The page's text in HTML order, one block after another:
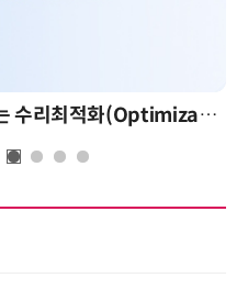
AI 시대의 의사결정을 바꾸는 수리최적화(Optimization): 실제 산업 적용 사례와 활용 전략